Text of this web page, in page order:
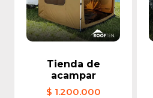
Tienda de
acampar
$ 1.200.000